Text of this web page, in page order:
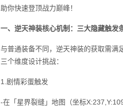
助你快速登顶战力巅峰！
一、逆天神装核心机制：三大隐藏触发
与普通装备不同，逆天神装的获取需满
三个维度设计挑战：
1.剧情彩蛋触发
-在「星界裂缝」地图（坐标